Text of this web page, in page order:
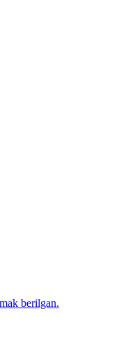
berilgan.